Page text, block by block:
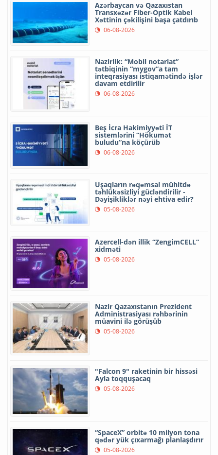
Azərbaycan və Qazaxıstan
Transxəzər Fiber-Optik Kabel
Xəttinin çəkilişini başa çatdırıb
06-08-2026
Nazirlik: “Mobil notariat”
tətbiqinin “mygov”a tam
inteqrasiyası istiqamətində işlər
davam etdirilir
06-08-2026
Beş İcra Hakimiyyəti İT
sistemlərini “Hökumət
buludu”na köçürüb
06-08-2026
Uşaqların rəqəmsal mühitdə
təhlükəsizliyi gücləndirilir -
Dəyişikliklər nəyi ehtiva edir?
05-08-2026
Azercell-dən illik “ZengimCELL”
xidməti
05-08-2026
Nazir Qazaxıstanın Prezident
Administrasiyası rəhbərinin
müavini ilə görüşüb
05-08-2026
"Falcon 9" raketinin bir hissəsi
Ayla toqquşacaq
05-08-2026
“SpaceX” orbitə 10 milyon tona
qədər yük çıxarmağı planlaşdırır
05-08-2026